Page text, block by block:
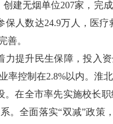
建无烟单位207家，完
保人数达24.9万人，医
善。
力提升民生保障，投入
率控制在2.8%以内。淮
。在全市率先实施校长
。全面落实“双减”政策